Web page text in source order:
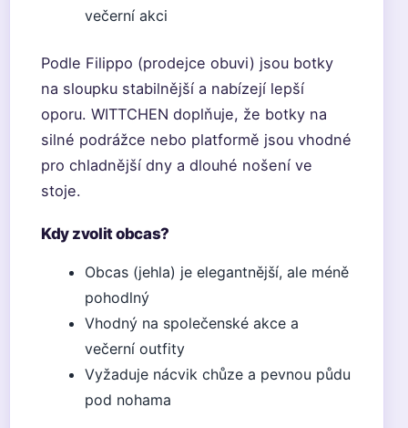
večerní akci
Podle Filippo (prodejce obuvi) jsou botky
na sloupku stabilnější a nabízejí lepší
oporu. WITTCHEN doplňuje, že botky na
silné podrážce nebo platformě jsou vhodné
pro chladnější dny a dlouhé nošení ve
stoje.
Kdy zvolit obcas?
Obcas (jehla) je elegantnější, ale méně
pohodlný
Vhodný na společenské akce a
večerní outfity
Vyžaduje nácvik chůze a pevnou půdu
pod nohama